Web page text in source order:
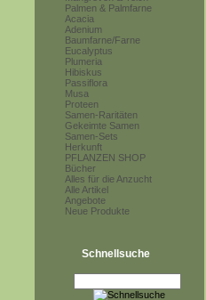
Palmen & Palmfarne
Acacia
Adenium
Baumfarne/Farne
Eucalyptus
Plumeria
Hibiskus
Passiflora
Musa
Proteen
Samen-Raritäten
Gekeimte Samen
Samen-Sets
Herkunft
PFLANZEN SHOP
Bücher
Alles für die Anzucht
Alle Artikel
Angebote
Neue Produkte
Schnellsuche